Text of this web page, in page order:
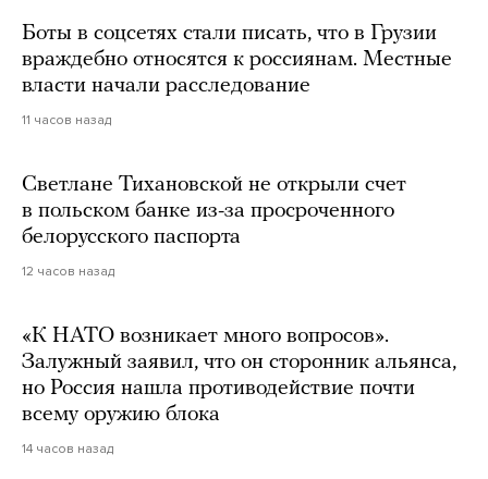
Боты в соцсетях стали писать, что в Грузии
враждебно относятся к россиянам. Местные
власти начали расследование
11 часов назад
Светлане Тихановской не открыли счет
в польском банке из-за просроченного
белорусского паспорта
12 часов назад
«К НАТО возникает много вопросов».
Залужный заявил, что он сторонник альянса,
но Россия нашла противодействие почти
всему оружию блока
14 часов назад